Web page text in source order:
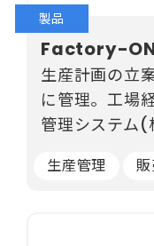
製品
Factory-
生産計画の立
に管理。工場
管理システム(
生産管理